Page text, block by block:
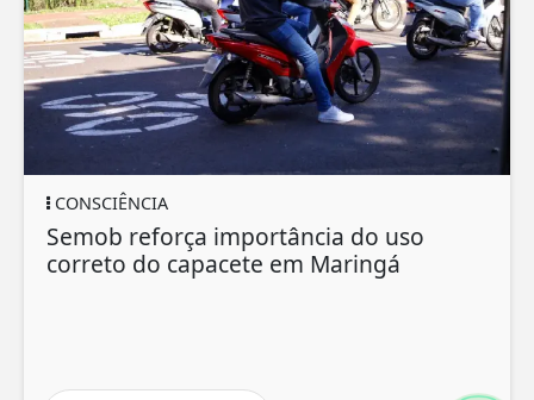
CONSCIÊNCIA
Semob reforça importância do uso
correto do capacete em Maringá